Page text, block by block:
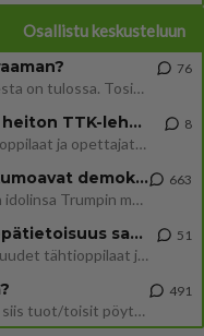
Osallistu keskusteluun
Uusi draamasarja järkyttävästä tapauksesta on tulossa. Tositapahtumiin perustuva sarja ammentaa vuoden 1986 Mikkelin pan
76
Ernest Lawson täräytti erikoisen heiton TTK-lehdistötilaisuudessa: " Onko tässä tarkoituksena...?"
Ernest Lawson esitteli uudet TTK-tähtioppilaat ja opettajat torstaina 6.8. lehdistölle. Tulevalla kaudella on yksi hausk
8
Jos SDP ei voita reilusti, persut kumoavat demokratian Suomesta
Näin tekisi ainakin Rydman seuratessaan idolinsa Trumpin mallia https://www.is.fi/politiikka/art-2000012187244.html
663
Uuden TTK-juontajan ympärillä epätietoisuus sakenee - Nyt MTV hämmentää soppaa
TTK tulee taas tänä syksynä. Ohjelman uudet tähtioppilaat julkistetaan torstaina 6. elokuuta klo 14 alkavassa lehdistö
51
Siinäpä se kysymys on otsikossa. Mitäpä siis tuot/toisit pöytään parisuhteessa? Oletko mies vai nainen? Koetko sen mitä
491